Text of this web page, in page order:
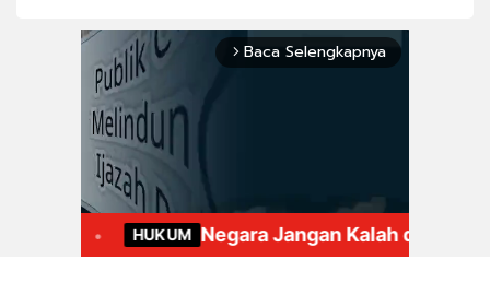
arrow_forward_ios Baca Selengkapnya